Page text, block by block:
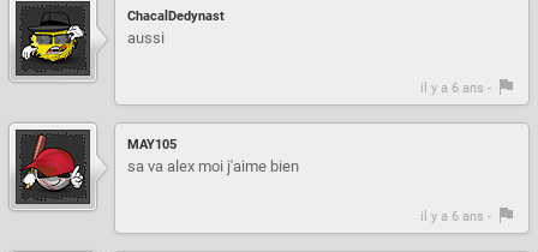
ChacalDedynast
aussi
il y a 6 ans -
MAY105
sa va alex moi j'aime bien
il y a 6 ans -